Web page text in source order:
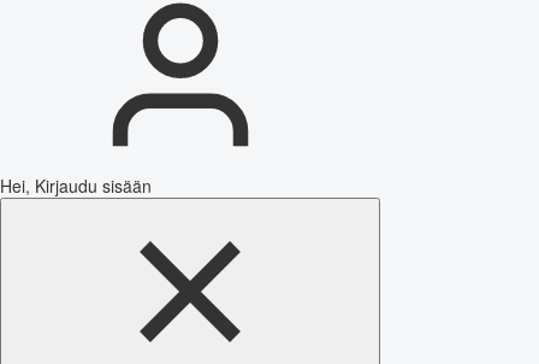
Hei, Kirjaudu sisään